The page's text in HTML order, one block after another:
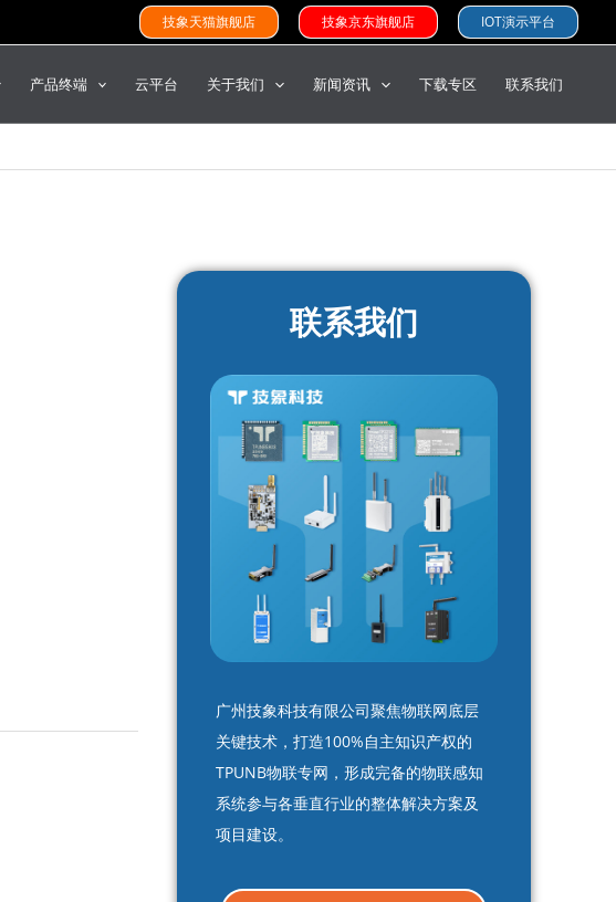
技象天猫旗舰店 技象京东旗舰店 IOT演示平台
产品终端 云平台 关于我们 新闻资讯 下载专区 联系我们
联系我们
广州技象科技有限公司聚焦物联网底层
关键技术，打造100%自主知识产权的
TPUNB物联专网，形成完备的物联感知
系统参与各垂直行业的整体解决方案及
项目建设。